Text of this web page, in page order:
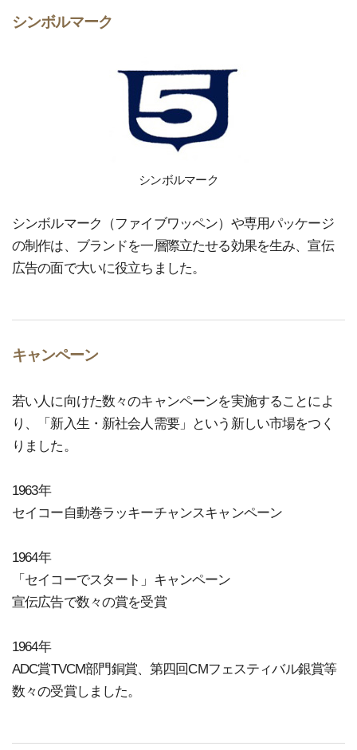
シンボルマーク
シンボルマーク
シンボルマーク（ファイブワッペン）や専用パッケージ
の制作は、ブランドを一層際立たせる効果を生み、宣伝
広告の面で大いに役立ちました。
キャンペーン
若い人に向けた数々のキャンペーンを実施することによ
り、「新入生・新社会人需要」という新しい市場をつく
りました。
1963年
セイコー自動巻ラッキーチャンスキャンペーン
1964年
「セイコーでスタート」キャンペーン
宣伝広告で数々の賞を受賞
1964年
ADC賞TVCM部門銅賞、第四回CMフェスティバル銀賞等
数々の受賞しました。